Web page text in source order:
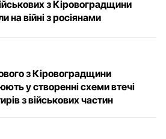
з Кіровоградщини
на війні з росіянами
з Кіровоградщини
у створенні схеми втечі
з військових частин